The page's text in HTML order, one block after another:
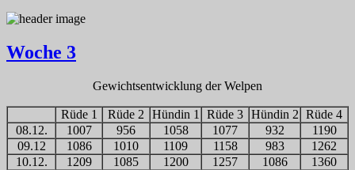
Woche 3
Gewichtsentwicklung der Welpen
Rüde 1 Rüde 2 Hündin 1 Rüde 3 Hündin 2 Rüde 4
08.12.
1007 956 1058 1077 932
1190
09.12
1086 1010 1109 1158 983
1262
10.12.
1209 1085 1200 1257 1086
1360